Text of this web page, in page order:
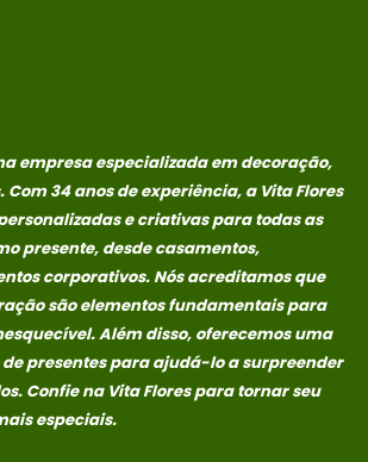
empresa especializada em decoração,
Com 34 anos de experiência, a Vita Flores
e criativas para todas as
presente, desde casamentos,
corporativos. Nós acreditamos que
são elementos fundamentais para
Além disso, oferecemos uma
presentes para ajudá-lo a surpreender
Confie na Vita Flores para tornar seu
especiais.